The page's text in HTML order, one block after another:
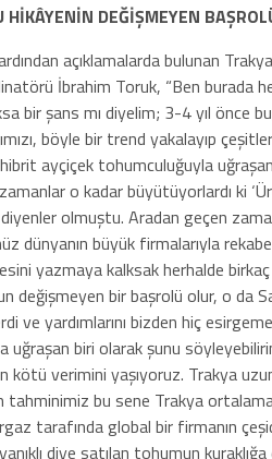
HİKÂYENİN DEĞİŞMEYEN
açıklamalarda bulunan
İbrahim Toruk, “Ben burada
bir şans mı diyelim; 3-4 yıl önce
böyle bir trend yakalayıp
hibrit ayçiçek tohumculuğuyla
o kadar büyütüyorlardı ki
olmuştu. Aradan geçen
dünyanın büyük firmalarıyla
yazmaya kalksak herhalde
değişmeyen bir başrolü olur, o da
ve yardımlarını bizden hiç
uğraşan biri olarak şunu
kötü verimini yaşıyoruz. Trakya
tahminimiz bu sene Trakya
tarafında global bir firmanın
diye satılan tohumun